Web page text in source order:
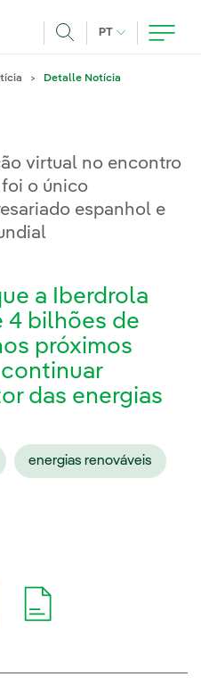
PT IDIOMA ATUAL,
Detalle Notícia
virtual no encontro
foi o único
espanhol e
a Iberdrola
4 bilhões de
próximos
das energias
energias renováveis